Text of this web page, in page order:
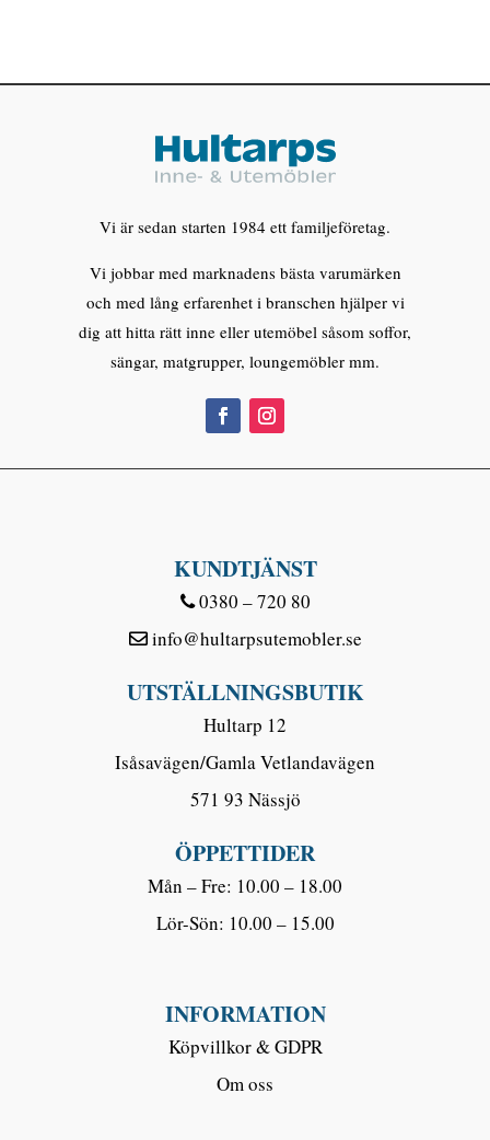
Vi är sedan starten 1984 ett familjeföretag.
Vi jobbar med marknadens bästa varumärken
och med lång erfarenhet i branschen hjälper vi
dig att hitta rätt inne eller utemöbel såsom soffor,
sängar, matgrupper, loungemöbler mm.
KUNDTJÄNST
0380 – 720 80
info@hultarpsutemobler.se
UTSTÄLLNINGSBUTIK
Hultarp 12
Isåsavägen/Gamla Vetlandavägen
571 93 Nässjö
ÖPPETTIDER
Mån – Fre: 10.00 – 18.00
Lör-Sön: 10.00 – 15.00
INFORMATION
Köpvillkor & GDPR
Om oss